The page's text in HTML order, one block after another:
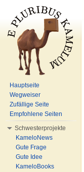
Hauptseite
Wegweiser
Zufällige Seite
Empfohlene Seiten
Schwesterprojekte
KameloNews
Gute Frage
Gute Idee
KameloBooks